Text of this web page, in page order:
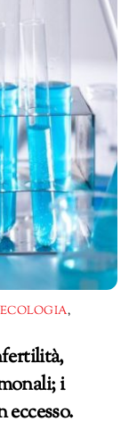
ECOLOGIA,
i